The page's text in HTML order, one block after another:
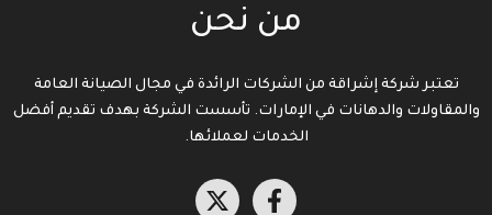
من نحن
تعتبر شركة إشراقة من الشركات الرائدة في مجال الصيانة العامة
والمقاولات والدهانات في الإمارات. تأسست الشركة بهدف تقديم أفضل
الخدمات لعملائها.